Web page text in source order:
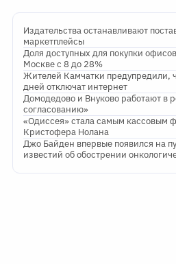
Издательства останавливают
маркетплейсы
Доля доступных для покупки
Москве с 8 до 28%
Жителей Камчатки предупредили,
дней отключат интернет
Домодедово и Внуково работают в
согласованию»
«Одиссея» стала самым кассовым
Кристофера Нолана
Джо Байден впервые появился на
известий об обострении